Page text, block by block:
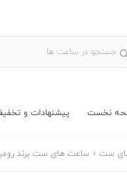
نخست پیشنهادات و
ست ساعت های ست برند رومر